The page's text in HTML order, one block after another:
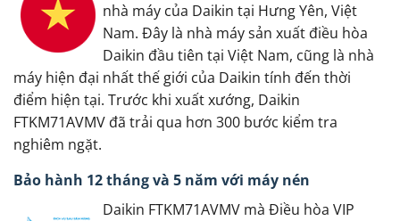
nhà máy của Daikin tại Hưng Yên, Việt
Nam. Đây là nhà máy sản xuất điều hòa
Daikin đầu tiên tại Việt Nam, cũng là nhà
máy hiện đại nhất thế giới của Daikin tính đến thời
điểm hiện tại. Trước khi xuất xướng, Daikin
FTKM71AVMV đã trải qua hơn 300 bước kiểm tra
nghiêm ngặt.
Bảo hành 12 tháng và 5 năm với máy nén
Daikin FTKM71AVMV mà Điều hòa VIP